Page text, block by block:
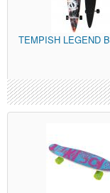
TEMPISH LEGEND B